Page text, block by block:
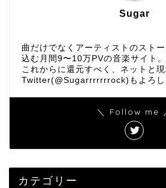
Sugar
曲だけでなくアーティストのスト
込む月間9〜10万PVの音楽サイト
これからに還元すべく、ネットと現
Twitter(@Sugarrrrrrrock)もよろし
＼ Follow me
カテゴリー